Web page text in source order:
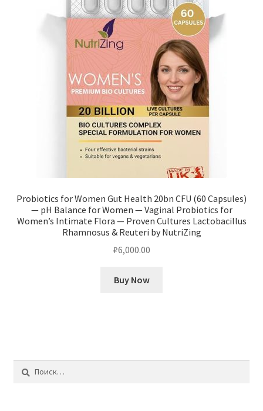
Probiotics for Women Gut Health 20bn CFU (60 Capsules)
— pH Balance for Women — Vaginal Probiotics for
Women’s Intimate Flora — Proven Cultures Lactobacillus
Rhamnosus & Reuteri by NutriZing
₽6,000.00
Buy Now